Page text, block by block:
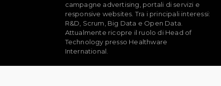
campagne advertising, portali di servizi e
responsive websites. Tra i principali interessi:
R&D, Scrum, Big Data e Open Data.
Attualmente ricopre il ruolo di Head of
Technology presso Healthware
International.